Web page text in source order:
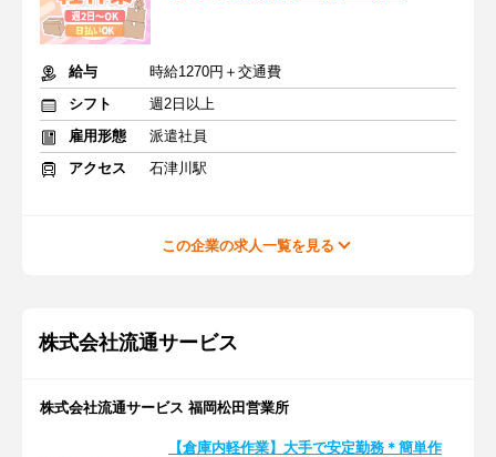
給与
時給1270円＋交通費
シフト
週2日以上
雇用形態
派遣社員
アクセス
石津川駅
この企業の求人一覧を見る
株式会社流通サービス
株式会社流通サービス 福岡松田営業所
【倉庫内軽作業】大手で安定勤務＊簡単作